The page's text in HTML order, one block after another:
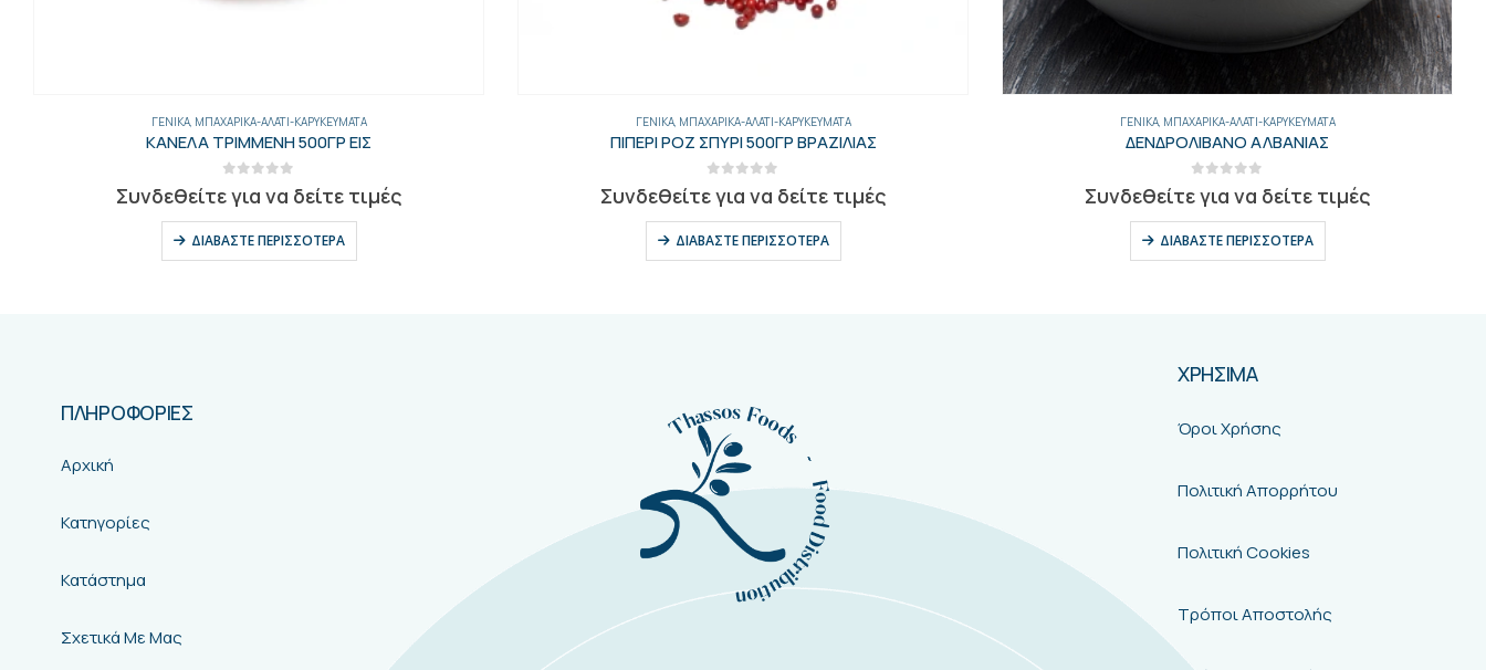
ΓΕΝΙΚΑ, ΜΠΑΧΑΡΙΚΆ-ΑΛΆΤΙ-ΚΑΡΥΚΕΎΜΑΤΑ
ΚΑΝΕΛΑ ΤΡΙΜΜΕΝΗ 500ΓΡ ΕΙΣ
Συνδεθείτε για να δείτε τιμές
ΔΙΑΒΆΣΤΕ ΠΕΡΙΣΣΌΤΕΡΑ
ΓΕΝΙΚΑ, ΜΠΑΧΑΡΙΚΆ-ΑΛΆΤΙ-ΚΑΡΥΚΕΎΜΑΤΑ
ΠΙΠΕΡΙ ΡΟΖ ΣΠΥΡΙ 500ΓΡ ΒΡΑΖΙΛΙΑΣ
Συνδεθείτε για να δείτε τιμές
ΔΙΑΒΆΣΤΕ ΠΕΡΙΣΣΌΤΕΡΑ
ΓΕΝΙΚΑ, ΜΠΑΧΑΡΙΚΆ-ΑΛΆΤΙ-ΚΑΡΥΚΕΎΜΑΤΑ
ΔΕΝΔΡΟΛΙΒΑΝΟ ΑΛΒΑΝΙΑΣ
Συνδεθείτε για να δείτε τιμές
ΔΙΑΒΆΣΤΕ ΠΕΡΙΣΣΌΤΕΡΑ
ΠΛΗΡΟΦΟΡΙΕΣ
Αρχική
Κατηγορίες
Κατάστημα
Σχετικά Με Μας
ΧΡΗΣΙΜΑ
Όροι Χρήσης
Πολιτική Απορρήτου
Πολιτική Cookies
Τρόποι Αποστολής